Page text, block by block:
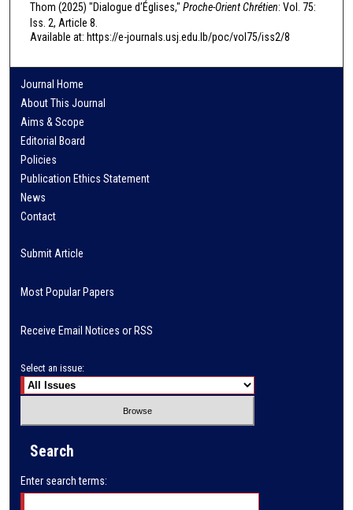
Thom (2025) "Dialogue d’Églises," Proche-Orient Chrétien: Vol. 75:
Iss. 2, Article 8.
Available at: https://e-journals.usj.edu.lb/poc/vol75/iss2/8
Journal Home
About This Journal
Aims & Scope
Editorial Board
Policies
Publication Ethics Statement
News
Contact
Submit Article
Most Popular Papers
Receive Email Notices or RSS
Select an issue:
Search
Enter search terms: